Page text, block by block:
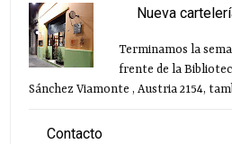
Nueva
Terminamos la
frente de la
Sánchez Viamonte , Austria 2154,
Contacto